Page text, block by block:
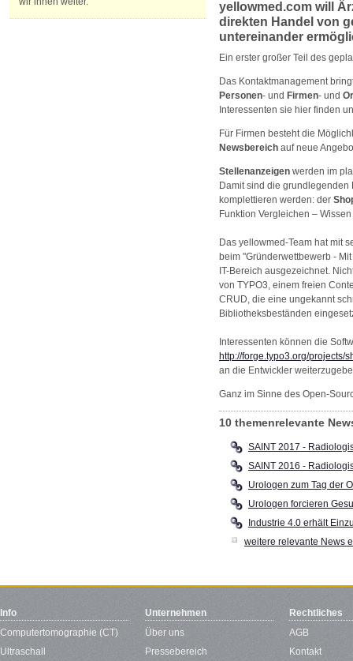
yellowmed.com will
direkten Handel von
untereinander
Ein erster großer Teil des
Das Kontaktmanagement
Personen- und Firmen- und
Interessenten sie hier finden
Für Firmen besteht die
Newsbereich auf neue
Stellenanzeigen werden im
Damit sind die grundlegenden
komplettieren werden: der
Funktion Vergleichen –
Das yellowmed-Team hat mit
beim "Gründerwettbewerb -
IT-Bereich ausgezeichnet.
von TYPO3, einem freien
CRUD, die eine ungekannt
Bibliotheksbeständen
Interessenten können die
http://forge.typo3.org/projects/
an die Entwickler
Ganz im Sinne des Open-
10 themenrelevante
SAINT 2017 -
SAINT 2016 -
Urologen zum Tag der
Urologen forcieren
Industrie 4.0 erhält
weitere relevante News
Info
Computertomographie (CT)
Ultraschall
Unternehmen
Über uns
Pressebereich
Rechtliches
AGB
Kontakt